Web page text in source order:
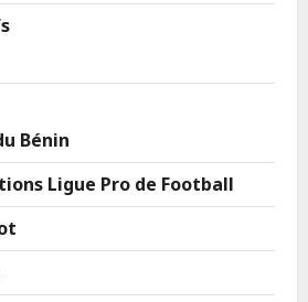
Bénin
Ligue Pro de Football